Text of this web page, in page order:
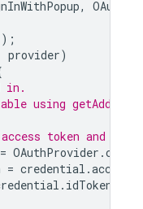
,
provider)
in.
using
token and ID
= OAuthProvider .
= credential .
. idToken